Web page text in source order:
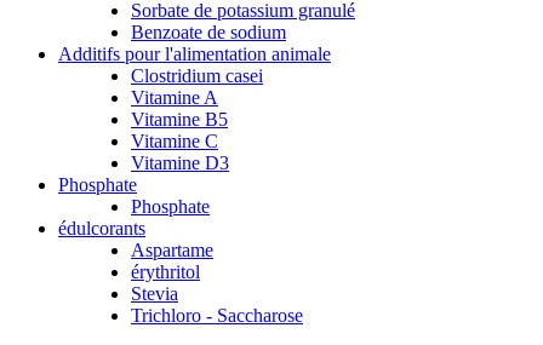
Sorbate de potassium granulé
Benzoate de sodium
Additifs pour l'alimentation animale
Clostridium casei
Vitamine A
Vitamine B5
Vitamine C
Vitamine D3
Phosphate
Phosphate
édulcorants
Aspartame
érythritol
Stevia
Trichloro - Saccharose